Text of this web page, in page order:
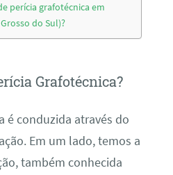
perícia grafotécnica em
do Sul)?
Grafotécnica?
é conduzida através do
Em um lado, temos a
também conhecida